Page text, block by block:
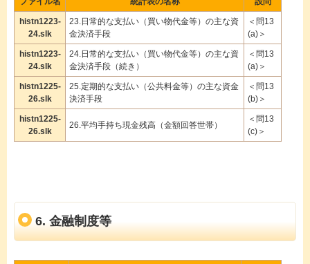
histn1223-
24.slk
23.日常的な支払い（買い物代金等）の主な資
金決済手段
＜問13
(a)＞
histn1223-
24.slk
24.日常的な支払い（買い物代金等）の主な資
金決済手段（続き）
＜問13
(a)＞
histn1225-
26.slk
25.定期的な支払い（公共料金等）の主な資金
決済手段
＜問13
(b)＞
histn1225-
26.slk
26.平均手持ち現金残高（金額回答世帯）
＜問13
(c)＞
6. 金融制度等